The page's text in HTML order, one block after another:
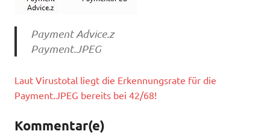
Payment Advice.z
Payment.JPEG
Laut Virustotal liegt die Erkennungsrate für die
Payment.JPEG bereits bei 42/68!
Kommentar(e)